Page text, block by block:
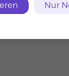
mehr
Nur